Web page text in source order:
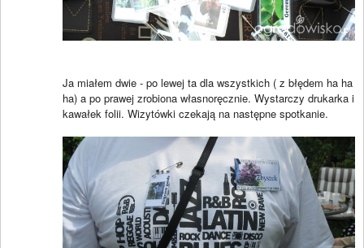
Ja miałem dwie - po lewej ta dla wszystkich ( z błędem ha ha
ha) a po prawej zrobiona własnoręcznie. Wystarczy drukarka i
kawałek folii. Wizytówki czekają na następne spotkanie.